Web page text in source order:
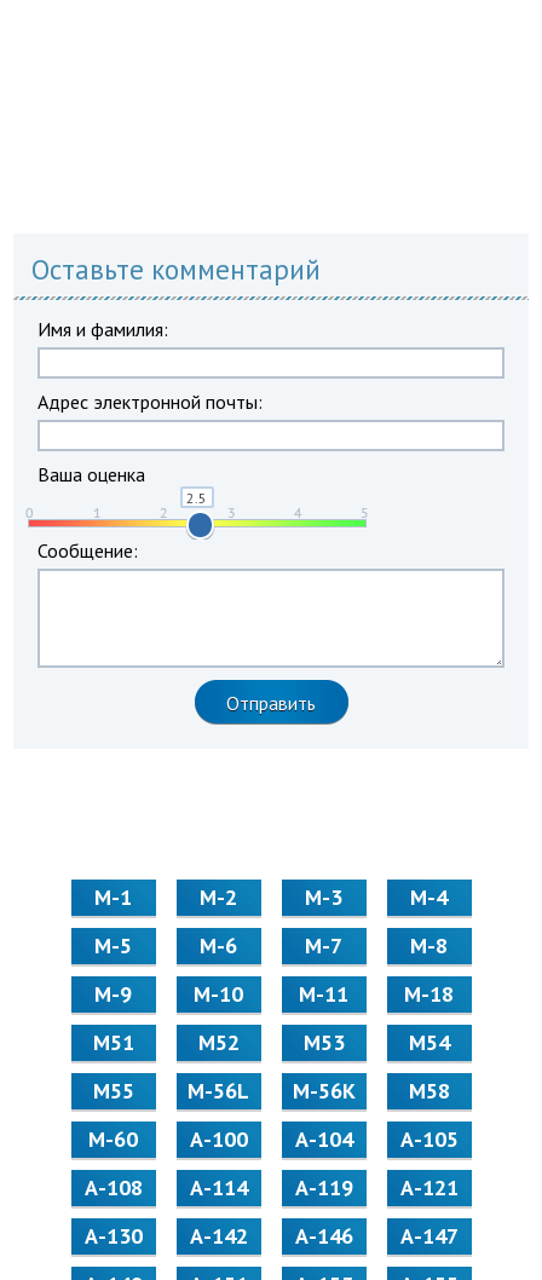
Оставьте комментарий
Имя и фамилия:
Адрес электронной почты:
Ваша оценка
Сообщение:
М-1 М-2 М-3
М-4
М-5
М-6 М-7
М-8
М-9
М-10 М-11
М-18
М51
М52 М53
М54
М55
M-56L M-56K
М58
M-60
А-100 А-104
А-105
А-108
А-114 А-119
А-121
А-130
А-142 А-146
А-147